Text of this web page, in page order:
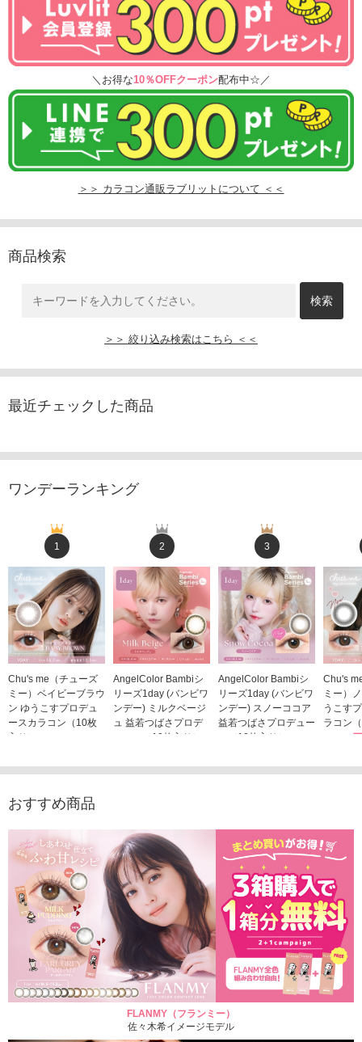
＼お得な10％OFFクーポン配布中☆／
＞＞ カラコン通販ラブリットについて ＜＜
商品検索
＞＞ 絞り込み検索はこちら ＜＜
最近チェックした商品
ワンデーランキング
1
Chu's me（チューズ
ミー）ベイビーブラウ
ン ゆうこすプロデュ
ースカラコン（10枚
入り）
2
AngelColor Bambiシ
リーズ1day (バンビワ
ンデー) ミルクベージ
ュ 益若つばさプロデ
ュース（10枚入り）
3
AngelColor Bambiシ
リーズ1day (バンビワ
ンデー) スノーココア
益若つばさプロデュー
ス（10枚入り）
Chu's
ミー）
うこす
ラコン
1,705
おすすめ商品
FLANMY（フランミー）
佐々木希イメージモデル